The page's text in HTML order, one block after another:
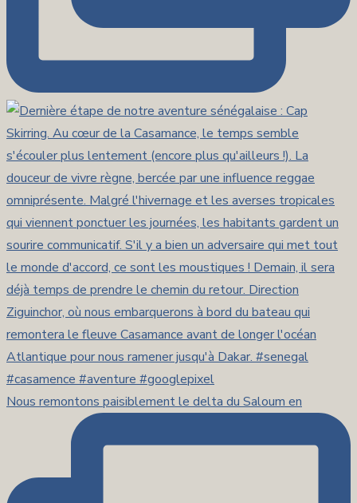
Nous remontons paisiblement le delta du Saloum en